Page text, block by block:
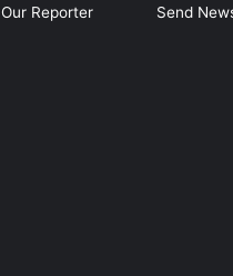
Our Reporter
Send